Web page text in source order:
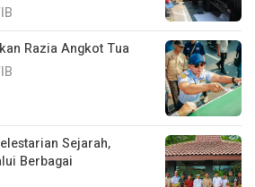
Razia Angkot Tua
Sejarah,
Berbagai